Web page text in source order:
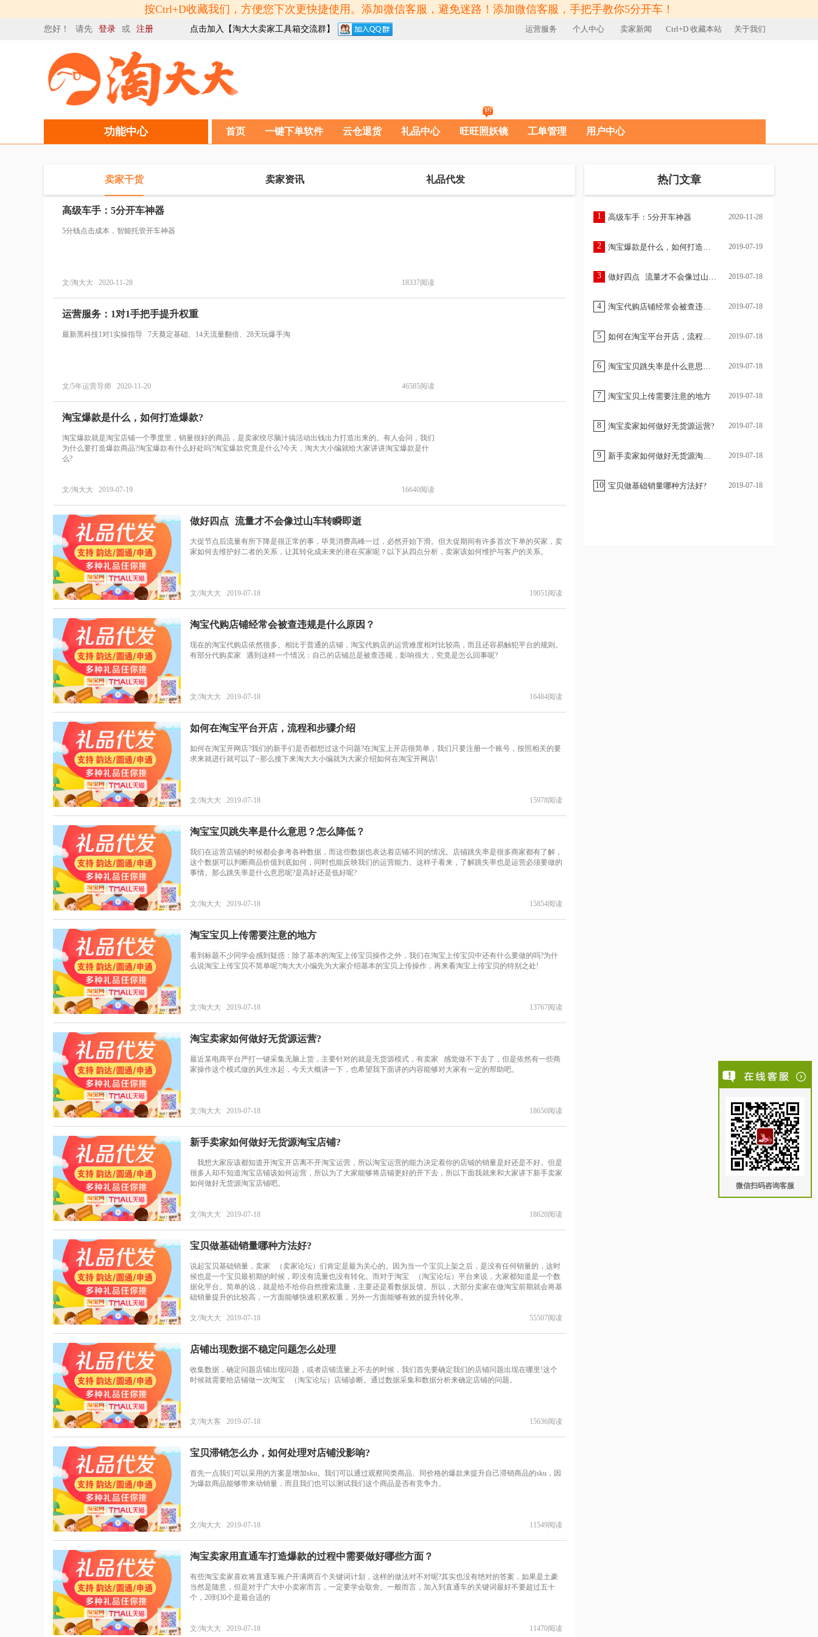
按Ctrl+D收藏我们，方便您下次更快捷使用。添加微信客服，避免迷路！添加微信客服，手把手教你5分开车！
您好！ 请先 登录 或 注册 点击加入【淘大大卖家工具箱交流群】 运营服务 个人中心 卖家新闻 Ctrl+D 收藏本站 关于我们
功能中心 首页 一键下单软件 云仓退货 礼品中心 旺旺照妖镜 工单管理 用户中心
卖家干货 卖家资讯 礼品代发
高级车手：5分开车神器
5分钱点击成本，智能托管开车神器
文/淘大大 2020-11-28 18337阅读
运营服务：1对1手把手提升权重
最新黑科技1对1实操指导 7天奠定基础、14天流量翻倍、28天玩爆手淘
文/5年运营导师 2020-11-20 46585阅读
淘宝爆款是什么，如何打造爆款?
淘宝爆款就是淘宝店铺一个季度里，销量很好的商品，是卖家绞尽脑汁搞活动出钱出力打造出来的。有人会问，我们
为什么要打造爆款商品?淘宝爆款有什么好处吗?淘宝爆款究竟是什么?今天，淘大大小编就给大家讲讲淘宝爆款是什
么?
文/淘大大 2019-07-19 16640阅读
做好四点 流量才不会像过山车转瞬即逝
大促节点后流量有所下降是很正常的事，毕竟消费高峰一过，必然开始下滑。但大促期间有许多首次下单的买家，卖
家如何去维护好二者的关系，让其转化成未来的潜在买家呢？以下从四点分析，卖家该如何维护与客户的关系。
文/淘大大 2019-07-18 19051阅读
淘宝代购店铺经常会被查违规是什么原因？
现在的淘宝代购店依然很多。相比于普通的店铺，淘宝代购店的运营难度相对比较高，而且还容易触犯平台的规则。
有部分代购卖家 遇到这样一个情况：自己的店铺总是被查违规，影响很大，究竟是怎么回事呢?
文/淘大大 2019-07-18 16484阅读
如何在淘宝平台开店，流程和步骤介绍
如何在淘宝开网店?我们的新手们是否都想过这个问题?在淘宝上开店很简单，我们只要注册一个账号，按照相关的要
求来就进行就可以了~那么接下来淘大大小编就为大家介绍如何在淘宝开网店!
文/淘大大 2019-07-18 15978阅读
淘宝宝贝跳失率是什么意思？怎么降低？
我们在运营店铺的时候都会参考各种数据，而这些数据也表达着店铺不同的情况。店铺跳失率是很多商家都有了解，
这个数据可以判断商品价值到底如何，同时也能反映我们的运营能力。这样子看来，了解跳失率也是运营必须要做的
事情。那么跳失率是什么意思呢?是高好还是低好呢?
文/淘大大 2019-07-18 15854阅读
淘宝宝贝上传需要注意的地方
看到标题不少同学会感到疑惑：除了基本的淘宝上传宝贝操作之外，我们在淘宝上传宝贝中还有什么要做的吗?为什
么说淘宝上传宝贝不简单呢?淘大大小编先为大家介绍基本的宝贝上传操作，再来看淘宝上传宝贝的特别之处!
文/淘大大 2019-07-18 13767阅读
淘宝卖家如何做好无货源运营?
最近某电商平台严打一键采集无脑上货，主要针对的就是无货源模式，有卖家 感觉做不下去了，但是依然有一些商
家操作这个模式做的风生水起，今天大概讲一下，也希望我下面讲的内容能够对大家有一定的帮助吧。
文/淘大大 2019-07-18 18650阅读
新手卖家如何做好无货源淘宝店铺?
我想大家应该都知道开淘宝开店离不开淘宝运营，所以淘宝运营的能力决定着你的店铺的销量是好还是不好。但是
很多人却不知道淘宝店铺该如何运营，所以为了大家能够将店铺更好的开下去，所以下面我就来和大家讲下新手卖家
如何做好无货源淘宝店铺吧。
文/淘大大 2019-07-18 18620阅读
宝贝做基础销量哪种方法好?
说起宝贝基础销量，卖家 （卖家论坛）们肯定是最为关心的。因为当一个宝贝上架之后，是没有任何销量的，这时
候也是一个宝贝最初期的时候，即没有流量也没有转化。而对于淘宝 （淘宝论坛）平台来说，大家都知道是一个数
据化平台。简单的说，就是给不给你自然搜索流量，主要还是看数据反馈。所以，大部分卖家在做淘宝前期就会将基
础销量提升的比较高，一方面能够快速积累权重，另外一方面能够有效的提升转化率。
文/淘大大 2019-07-18 55507阅读
店铺出现数据不稳定问题怎么处理
收集数据，确定问题店铺出现问题，或者店铺流量上不去的时候，我们首先要确定我们的店铺问题出现在哪里!这个
时候就需要给店铺做一次淘宝 （淘宝论坛）店铺诊断。通过数据采集和数据分析来确定店铺的问题。
文/淘大客 2019-07-18 15636阅读
宝贝滞销怎么办，如何处理对店铺没影响?
首先一点我们可以采用的方案是增加sku。我们可以通过观察同类商品、同价格的爆款来提升自己滞销商品的sku，因
为爆款商品能够带来动销量，而且我们也可以测试我们这个商品是否有竞争力。
文/淘大大 2019-07-18 11549阅读
淘宝卖家用直通车打造爆款的过程中需要做好哪些方面？
有些淘宝卖家喜欢将直通车账户开满两百个关键词计划，这样的做法对不对呢?其实也没有绝对的答案，如果是土豪
当然是随意，但是对于广大中小卖家而言，一定要学会取舍。一般而言，加入到直通车的关键词最好不要超过五十
个，20到30个是最合适的
文/淘大大 2019-07-18 11470阅读
热门文章
1 高级车手：5分开车神器 2020-11-28
2 2019-07-19
3 2019-07-18
4 2019-07-18
5 2019-07-18
6 2019-07-18
7 淘宝宝贝上传需要注意的地方 2019-07-18
8 淘宝卖家如何做好无货源运营? 2019-07-18
9 2019-07-18
10 宝贝做基础销量哪种方法好? 2019-07-18
微信扫码咨询客服